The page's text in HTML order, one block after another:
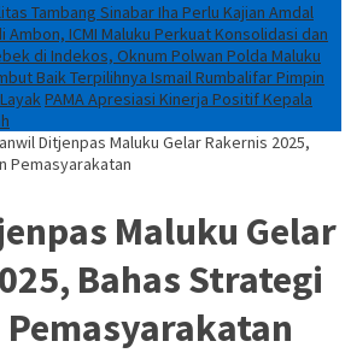
Tambang Sinabar Iha Perlu Kajian Amdal
Ambon, ICMI Maluku Perkuat Konsolidasi dan
di Indekos, Oknum Polwan Polda Maluku
Baik Terpilihnya Ismail Rumbalifar Pimpin
PAMA Apresiasi Kinerja Positif Kepala
Ditjenpas Maluku Gelar Rakernis 2025,
Pemasyarakatan
Maluku Gelar
Bahas Strategi